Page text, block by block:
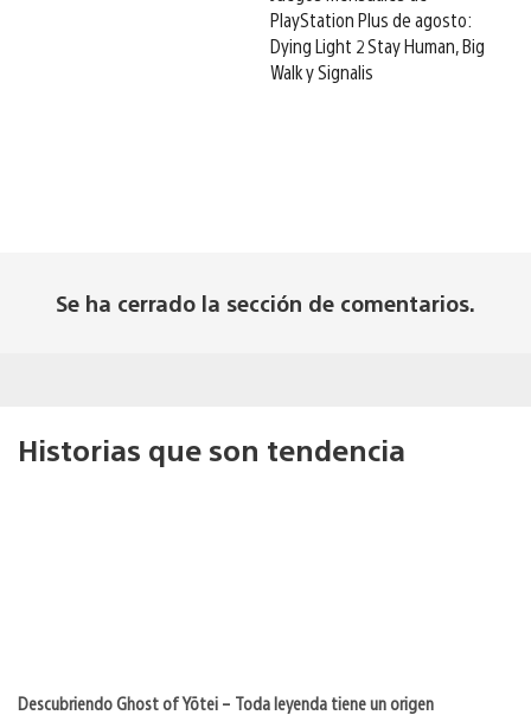
PlayStation Plus de agosto:
Dying Light 2 Stay Human, Big
Walk y Signalis
Se ha cerrado la sección de comentarios.
Historias que son tendencia
Descubriendo Ghost of Yōtei – Toda leyenda tiene un origen